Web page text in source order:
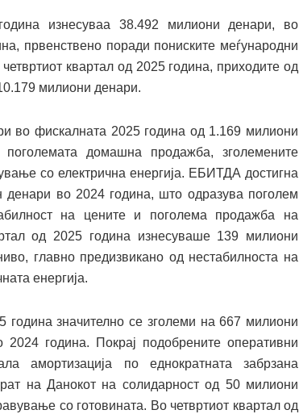
изнесуваа 38.492 милиони денари, во
првенствено поради пониските меѓународни
квартал од 2025 година, приходите од
милиони денари.
во фискалната 2025 година од 1.169 милиони
домашна продажба, зголемените
со електрична енергија. ЕБИТДА достигна
во 2024 година, што одразува поголем
на цените и поголема продажба на
од 2025 година изнесуваше 139 милиони
главно предизвикано од нестабилноста на
енергија.
значително се зголеми на 667 милиони
година. Покрај подобрените оперативни
амортизација по еднократната забрзана
на Данокот на солидарност од 50 милиони
со готовината. Во четвртиот квартал од